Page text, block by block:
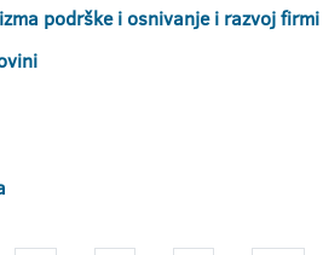
podrške i osnivanje i razvoj